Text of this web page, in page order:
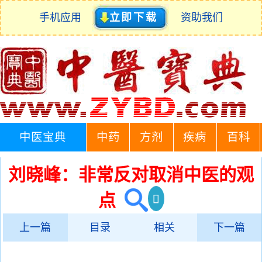
手机应用 立即下载 资助我们
中医宝典 中药 方剂 疾病 百科
刘晓峰：非常反对取消中医的观
点
上一篇 目录 相关 下一篇